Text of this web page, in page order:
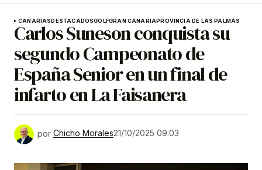
CANARIASDESTACADOSGOLFGRAN CANARIAPROVINCIA DE LAS PALMAS
Carlos Suneson conquista su
segundo Campeonato de
España Senior en un final de
infarto en La Faisanera
por Chicho Morales21/10/2025 09:03